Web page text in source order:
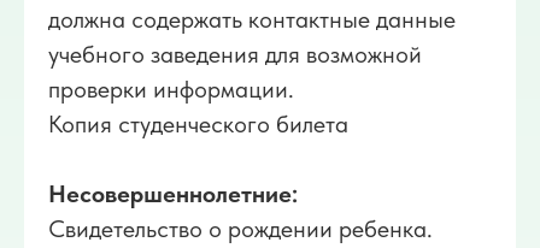
должна содержать контактные данные
учебного заведения для возможной
проверки информации.
Копия студенческого билета
Несовершеннолетние:
Свидетельство о рождении ребенка.